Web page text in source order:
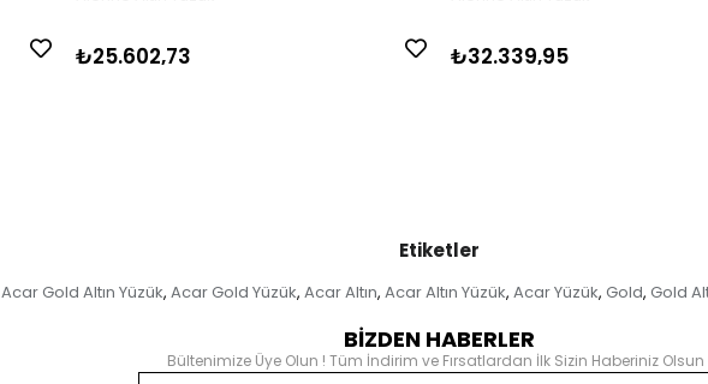
₺25.602,73 ₺32.339,95
Etiketler
Acar Gold Altın Yüzük, Acar Gold Yüzük, Acar Altın, Acar Altın Yüzük, Acar Yüzük, Gold, Gold
BİZDEN HABERLER
Bültenimize Üye Olun ! Tüm İndirim ve Fırsatlardan İlk Sizin Haberiniz Olsun